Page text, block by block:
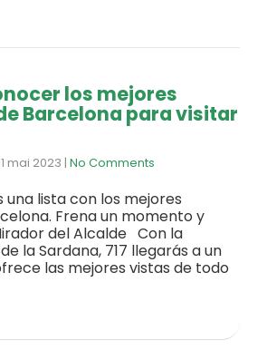
los mejores
Barcelona para visitar
mai 2023 | No Comments
lista con los mejores
Frena un momento y
del Alcalde Con la
la Sardana, 717 llegarás a un
las mejores vistas de todo